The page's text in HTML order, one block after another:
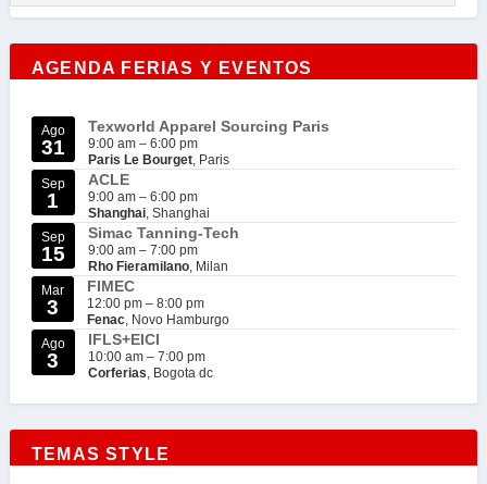
AGENDA FERIAS Y EVENTOS
Ago
31
Texworld Apparel Sourcing Paris
9:00 am – 6:00 pm
Paris Le Bourget, Paris
Sep
1
ACLE
9:00 am – 6:00 pm
Shanghai, Shanghai
Sep
15
Simac Tanning-Tech
9:00 am – 7:00 pm
Rho Fieramilano, Milan
Mar
3
FIMEC
12:00 pm – 8:00 pm
Fenac, Novo Hamburgo
Ago
3
IFLS+EICI
10:00 am – 7:00 pm
Corferias, Bogota dc
TEMAS STYLE